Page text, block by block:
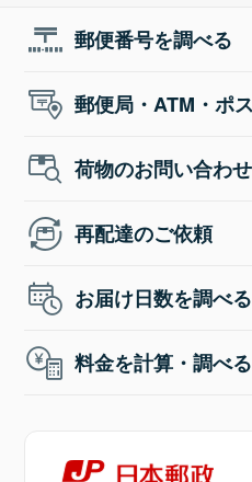
郵便番号を調べる
郵便局・ATM・ポ
荷物のお問い合わせ
再配達のご依頼
お届け日数を調べる
料金を計算・調べる